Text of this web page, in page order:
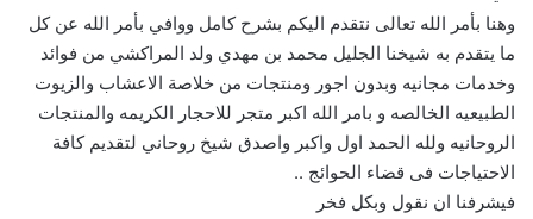
وهنا بأمر الله تعالى نتقدم اليكم بشرح كامل ووافي بأمر الله عن كل
ما يتقدم به شيخنا الجليل محمد بن مهدي ولد المراكشي من فوائد
وخدمات مجانيه وبدون اجور ومنتجات من خلاصة الاعشاب والزيوت
الطبيعيه الخالصه و بامر الله اكبر متجر للاحجار الكريمه والمنتجات
الروحانيه ولله الحمد اول واكبر واصدق شيخ روحاني لتقديم كافة
الاحتياجات فى قضاء الحوائج ..
فيشرفنا ان نقول وبكل فخر